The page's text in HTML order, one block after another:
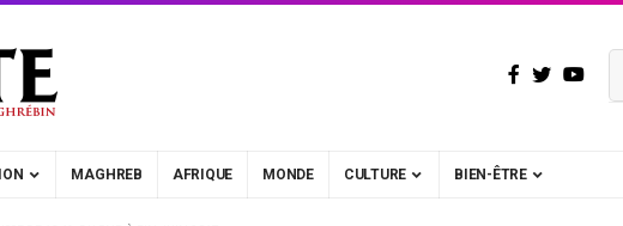
MAGHREB AFRIQUE MONDE CULTURE BIEN-ÊTRE